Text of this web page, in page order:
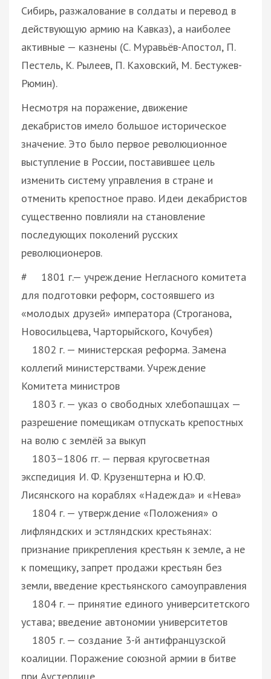
Сибирь, разжалование в солдаты и перевод в
действующую армию на Кавказ), а наиболее
активные — казнены (С. Муравьёв-Апостол, П.
Пестель, К. Рылеев, П. Каховский, М. Бестужев-
Рюмин).
Несмотря на поражение, движение
декабристов имело большое историческое
значение. Это было первое революционное
выступление в России, поставившее цель
изменить систему управления в стране и
отменить крепостное право. Идеи декабристов
существенно повлияли на становление
последующих поколений русских
революционеров.
# 1801 г.— учреждение Негласного комитета
для подготовки реформ, состоявшего из
«молодых друзей» императора (Строганова,
Новосильцева, Чарторыйского, Кочубея)
1802 г. — министерская реформа. Замена
коллегий министерствами. Учреждение
Комитета министров
1803 г. — указ о свободных хлебопашцах —
разрешение помещикам отпускать крепостных
на волю с землёй за выкуп
1803–1806 гг. — первая кругосветная
экспедиция И. Ф. Крузенштерна и Ю.Ф.
Лисянского на кораблях «Надежда» и «Нева»
1804 г. — утверждение «Положения» о
лифляндских и эстляндских крестьянах:
признание прикрепления крестьян к земле, а не
к помещику, запрет продажи крестьян без
земли, введение крестьянского самоуправления
1804 г. — принятие единого университетского
устава; введение автономии университетов
1805 г. — создание 3-й антифранцузской
коалиции. Поражение союзной армии в битве
при Аустерлице